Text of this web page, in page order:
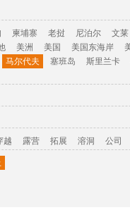
柬埔寨 老挝 尼泊尔 文莱
美洲 美国 美国东海岸
马尔代夫 塞班岛 斯里兰卡
越 露营 拓展 溶洞 公司